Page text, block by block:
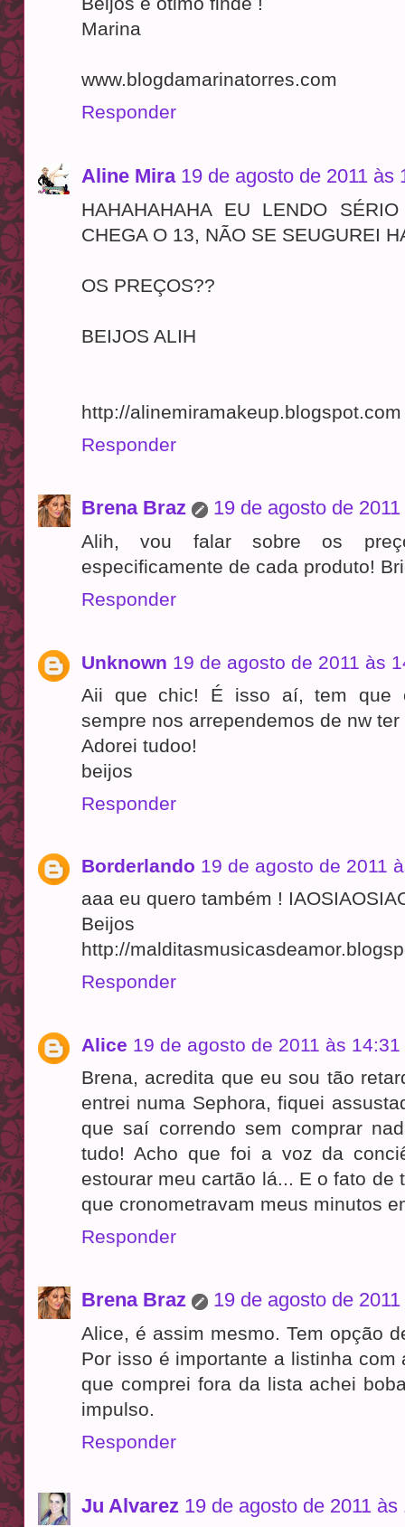
Marina
www.blogdamarinatorres.com
Responder
Aline Mira 19 de agosto de 2011 às
HAHAHAHAHA EU LENDO
CHEGA O 13, NÃO SE SEUGUREI
OS PREÇOS??
BEIJOS ALIH
http://alinemiramakeup.blogspot.com
Responder
Brena Braz 19 de agosto de
Alih, vou falar sobre os
especificamente de cada produto!
Responder
Unknown 19 de agosto de 2011 às
Aii que chic! É isso aí, tem que
sempre nos arrependemos de nw
Adorei tudoo!
beijos
Responder
Borderlando 19 de agosto de 2011
aaa eu quero também !
Beijos
http://
Responder
Alice 19 de agosto de 2011 às 14:31
Brena, acredita que eu sou tão
entrei numa Sephora, fiquei
que saí correndo sem comprar
tudo! Acho que foi a voz da
estourar meu cartão lá... E o fato de
que cronometravam meus minutos
Responder
Brena Braz 19 de agosto de
Alice, é assim mesmo. Tem opção
Por isso é importante a listinha com
que comprei fora da lista achei
impulso.
Responder
Ju Alvarez 19 de agosto de 2011 às